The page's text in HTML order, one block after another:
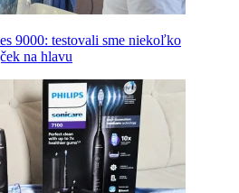
9000: testovali sme niekoľko
na hlavu